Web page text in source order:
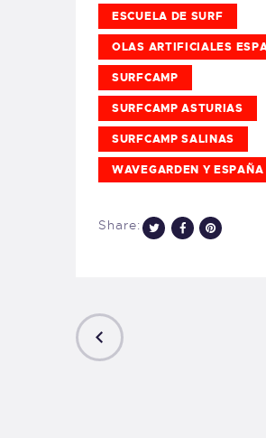
ESCUELA DE SURF
OLAS ARTIFICIALES
SURFCAMP
SURFCAMP ASTURIAS
SURFCAMP SALINAS
WAVEGARDEN Y ESPAÑA
Share: